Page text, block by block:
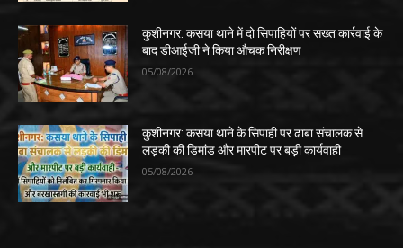
कुशीनगर: कसया थाने में दो सिपाहियों पर सख्त कार्रवाई के
बाद डीआईजी ने किया औचक निरीक्षण
05/08/2026
कुशीनगर: कसया थाने के सिपाही पर ढाबा संचालक से
लड़की की डिमांड और मारपीट पर बड़ी कार्यवाही
05/08/2026